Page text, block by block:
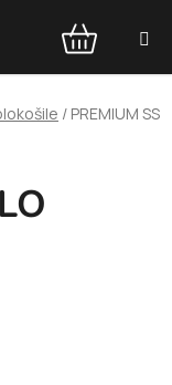
NÁKUPNÍ
KOŠÍK
/ PREMIUM SS